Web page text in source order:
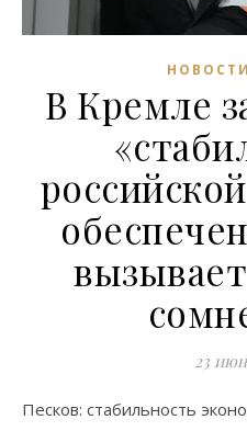
В Кремле
23
Песков: стабильность